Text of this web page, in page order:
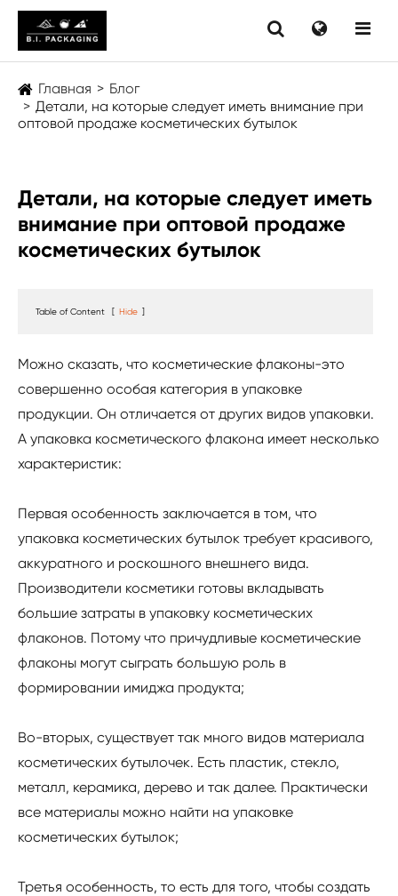
Главная
Блог
Детали, на которые следует иметь внимание при
оптовой продаже косметических бутылок
Детали, на которые следует иметь
внимание при оптовой продаже
косметических бутылок
Table of Content [ Hide ]
Можно сказать, что косметические флаконы-это
совершенно особая категория в упаковке
продукции. Он отличается от других видов упаковки.
А упаковка косметического флакона имеет несколько
характеристик:
Первая особенность заключается в том, что
упаковка косметических бутылок требует красивого,
аккуратного и роскошного внешнего вида.
Производители косметики готовы вкладывать
большие затраты в упаковку косметических
флаконов. Потому что причудливые косметические
флаконы могут сыграть большую роль в
формировании имиджа продукта;
Во-вторых, существует так много видов материала
косметических бутылочек. Есть пластик, стекло,
металл, керамика, дерево и так далее. Практически
все материалы можно найти на упаковке
косметических бутылок;
Третья особенность, то есть для того, чтобы создать